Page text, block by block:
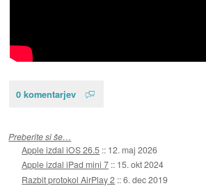
0 komentarjev
Preberite si še…
Apple izdal iOS 26.5 :: 12. maj 2026
Apple izdal iPad mini 7 :: 15. okt 2024
Razbit protokol AirPlay 2 ::6. dec 2019